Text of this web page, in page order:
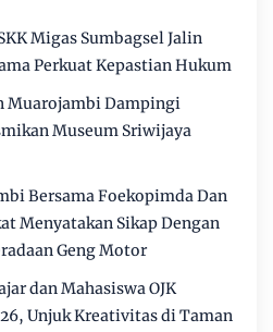
Migas Sumbagsel Jalin
Perkuat Kepastian Hukum
Muarojambi Dampingi
Museum Sriwijaya
Bersama Foekopimda Dan
Menyatakan Sikap Dengan
Geng Motor
dan Mahasiswa OJK
Unjuk Kreativitas di Taman